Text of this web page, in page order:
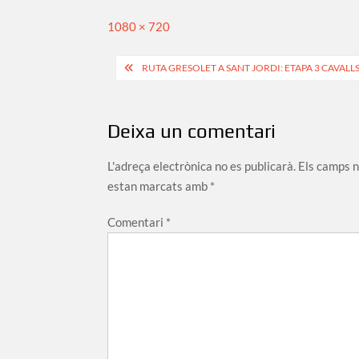
Full
1080 × 720
Navegació
RUTA GRESOLET A SANT JORDI: ETAPA 3
Deixa un comentari
L'adreça electrònica no es publicarà. Els camps
estan marcats amb *
Comentari *